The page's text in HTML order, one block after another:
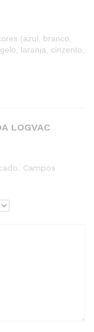
(azul, branco,
laranja, cinzento,
LOGVAC
Campos